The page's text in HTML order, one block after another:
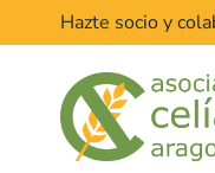
Hazte socio y